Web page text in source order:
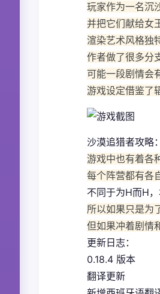
玩家作为一名沉
并把它们献给女
渲染艺术风格独
作者做了很多分
可能一段剧情会
游戏设定借鉴了
沙漠追猎者攻略：
游戏中也有着各
每个阵营都有各
不同于为H而H
所以如果只是为
但如果冲着剧情
更新日志：
0.18.4 版本
翻译更新